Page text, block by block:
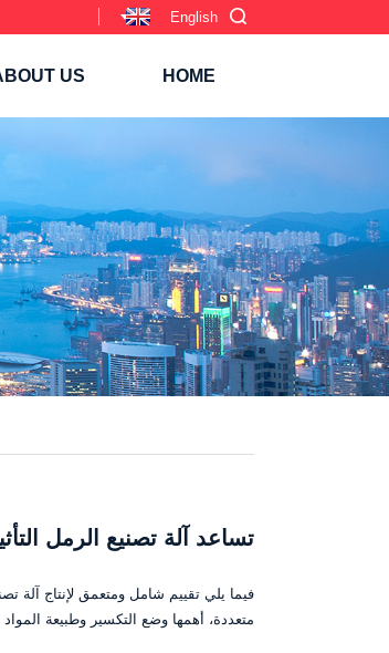
English
HOME
US
تساعد آلة تصنيع الرمل
متعددة، أهمها وضع التكسير وطبيعة